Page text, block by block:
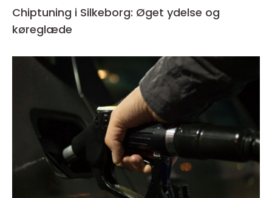
Chiptuning i Silkeborg: Øget ydelse og
køreglæde